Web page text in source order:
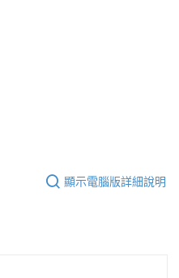
顯示電腦版詳細說明